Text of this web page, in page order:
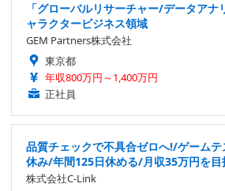
「グローバルリサーチャー/データアナ
ャラクタービジネス領域
GEM Partners株式会社
東京都
年収800万円～1,400万円
正社員
品質チェックで不具合ゼロへ!/ゲーム
休み/年間125日休める/月収35万円を目
株式会社C-Link